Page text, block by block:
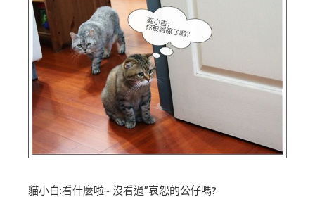
貓小白:看什麼啦~ 沒看過”哀怨的公仔嗎?